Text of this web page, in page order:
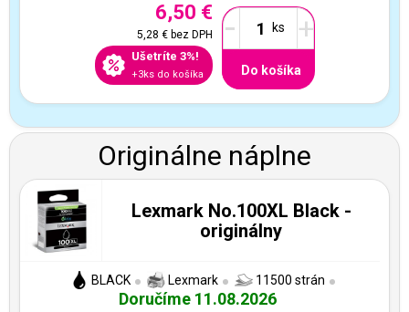
6,50 €
5,28 €bez DPH
Ušetríte 3%!
+3ks do košíka
- +
Do košíka
Originálne náplne
Lexmark No.100XL Black -
originálny
BLACK Lexmark 11500 strán
Doručíme 11.08.2026